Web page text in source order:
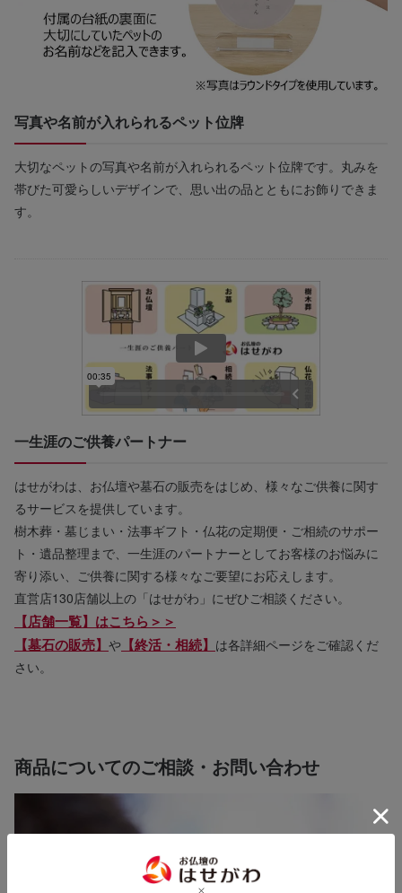
写真や名前が入れられるペット位牌
大切なペットの写真や名前が入れられるペット位牌です。丸みを
帯びた可愛らしいデザインで、思い出の品とともにお飾りできま
す。
一生涯のご供養パートナー
はせがわは、お仏壇や墓石の販売をはじめ、様々なご供養に関す
るサービスを提供しています。
樹木葬・墓じまい・法事ギフト・仏花の定期便・ご相続のサポー
ト・遺品整理まで、一生涯のパートナーとしてお客様のお悩みに
寄り添い、ご供養に関する様々なご要望にお応えします。
直営店130店舗以上の「はせがわ」にぜひご相談ください。
【店舗一覧】はこちら＞＞
【墓石の販売】 や 【終活・相続】 は各詳細ページをご確認くだ
さい。
商品についてのご相談・お問い合わせ